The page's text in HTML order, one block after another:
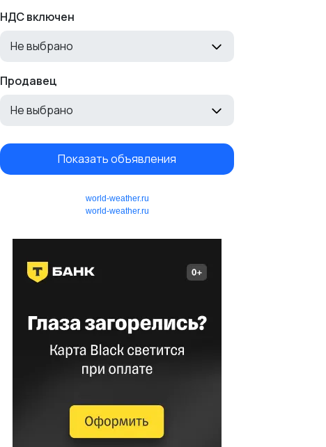
НДС включен
Не выбрано
Продавец
Не выбрано
Показать объявления
world-weather.ru
world-weather.ru